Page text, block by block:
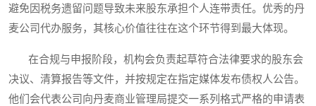
避免因税务遗留问题导致未来股东承担个人连带责任。优秀的丹
麦公司代办服务，其核心价值往往在这个环节得到最大体现。
在合规与申报阶段，机构会负责起草符合法律要求的股东会
决议、清算报告等文件，并按规定在指定媒体发布债权人公告。
他们会代表公司向丹麦商业管理局提交一系列格式严格的申请表